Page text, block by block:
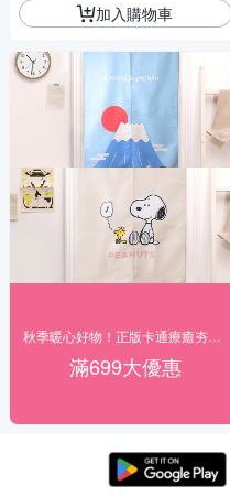
加入購物車
滿699大優惠